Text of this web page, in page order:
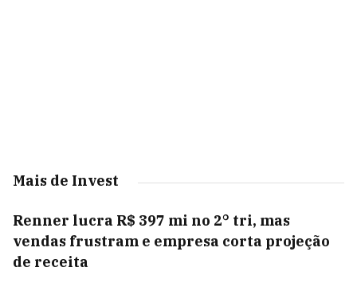
Mais de Invest
Renner lucra R$ 397 mi no 2° tri, mas
vendas frustram e empresa corta projeção
de receita